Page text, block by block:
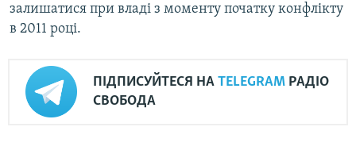
залишатися при владі з моменту початку конфлікту
в 2011 році.
ПІДПИСУЙТЕСЯ НА TELEGRAM РАДІО
СВОБОДА